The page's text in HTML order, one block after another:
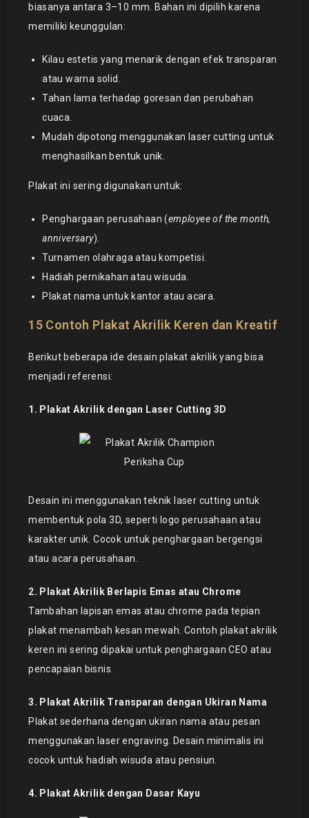
biasanya antara 3–10 mm. Bahan ini dipilih karena
memiliki keunggulan:
Kilau estetis yang menarik dengan efek transparan
atau warna solid.
Tahan lama terhadap goresan dan perubahan
cuaca.
Mudah dipotong menggunakan laser cutting untuk
menghasilkan bentuk unik.
Plakat ini sering digunakan untuk:
Penghargaan perusahaan (employee of the month,
anniversary).
Turnamen olahraga atau kompetisi.
Hadiah pernikahan atau wisuda.
Plakat nama untuk kantor atau acara.
15 Contoh Plakat Akrilik Keren dan Kreatif
Berikut beberapa ide desain plakat akrilik yang bisa
menjadi referensi:
1. Plakat Akrilik dengan Laser Cutting 3D
Desain ini menggunakan teknik laser cutting untuk
membentuk pola 3D, seperti logo perusahaan atau
karakter unik. Cocok untuk penghargaan bergengsi
atau acara perusahaan.
2. Plakat Akrilik Berlapis Emas atau Chrome
Tambahan lapisan emas atau chrome pada tepian
plakat menambah kesan mewah. Contoh plakat akrilik
keren ini sering dipakai untuk penghargaan CEO atau
pencapaian bisnis.
3. Plakat Akrilik Transparan dengan Ukiran Nama
Plakat sederhana dengan ukiran nama atau pesan
menggunakan laser engraving. Desain minimalis ini
cocok untuk hadiah wisuda atau pensiun.
4. Plakat Akrilik dengan Dasar Kayu